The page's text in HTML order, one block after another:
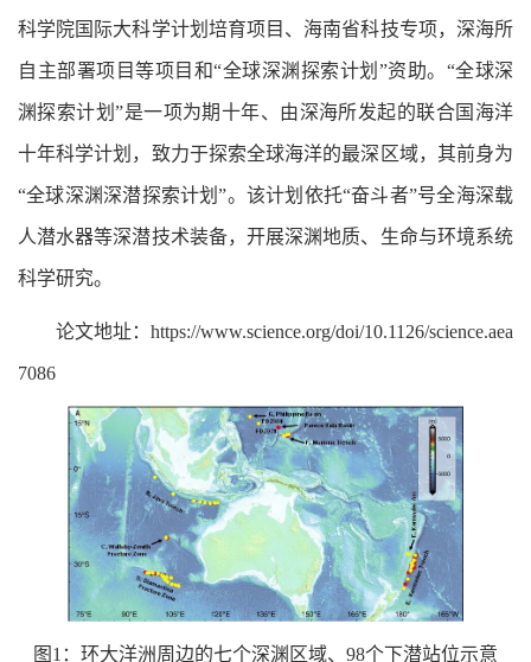
科学院国际大科学计划培育项目、海南省科技专项，深海所
自主部署项目等项目和“全球深渊探索计划”资助。“全球深
渊探索计划”是一项为期十年、由深海所发起的联合国海洋
十年科学计划，致力于探索全球海洋的最深区域，其前身为
“全球深渊深潜探索计划”。该计划依托“奋斗者”号全海深载
人潜水器等深潜技术装备，开展深渊地质、生命与环境系统
科学研究。
论文地址：https://www.science.org/doi/10.1126/science.aea
7086
图1：环大洋洲周边的七个深渊区域、98个下潜站位示意